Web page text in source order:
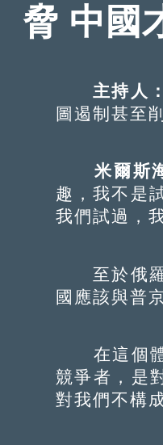
脅 中國
主持人：
圖遏制甚至
米爾斯
趣，我不是
我們試過，
至於俄羅
國應該與普
在這個體
競爭者，是
對我們不構